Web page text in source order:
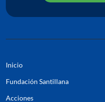
Inicio
Fundación Santillana
Acciones